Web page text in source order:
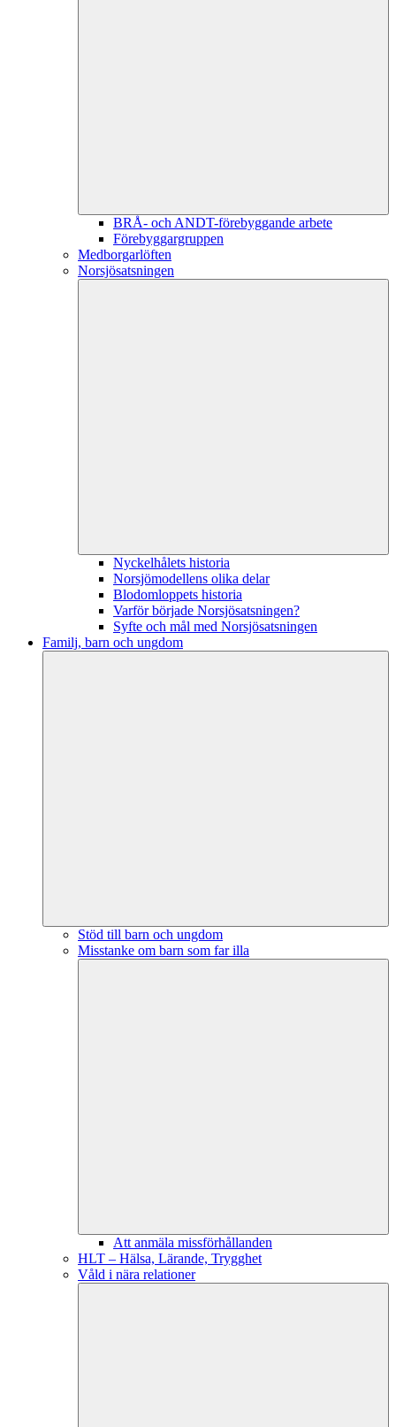
BRÅ- och ANDT-förebyggande arbete
Förebyggargruppen
Medborgarlöften
Norsjösatsningen
Nyckelhålets historia
Norsjömodellens olika delar
Blodomloppets historia
Varför började Norsjösatsningen?
Syfte och mål med Norsjösatsningen
Familj, barn och ungdom
Stöd till barn och ungdom
Misstanke om barn som far illa
Att anmäla missförhållanden
HLT – Hälsa, Lärande, Trygghet
Våld i nära relationer